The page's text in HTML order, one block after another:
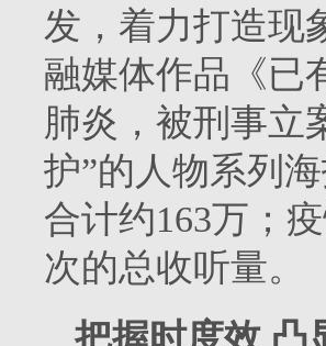
发，着力打造现
融媒体作品《已
肺炎，被刑事立
护”的人物系列
合计约163万；
次的总收听量。